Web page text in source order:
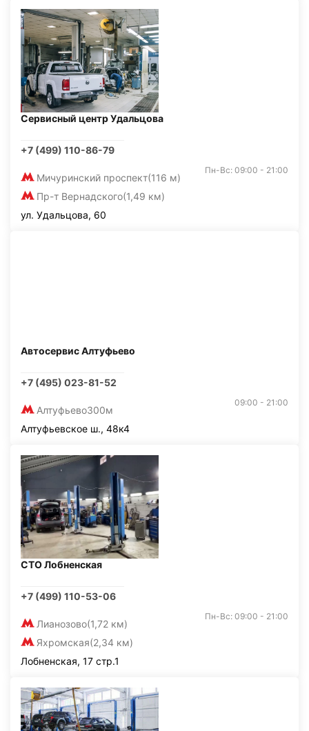
Сервисный центр Удальцова
+7 (499) 110-86-79
Мичуринский проспект(116 м)
Пр-т Вернадского(1,49 км)
Пн-Вс: 09:00 - 21:00
ул. Удальцова, 60
Автосервис Алтуфьево
+7 (495) 023-81-52
Алтуфьево300м
09:00 - 21:00
Алтуфьевское ш., 48к4
СТО Лобненская
+7 (499) 110-53-06
Лианозово(1,72 км)
Яхромская(2,34 км)
Пн-Вс: 09:00 - 21:00
Лобненская, 17 стр.1